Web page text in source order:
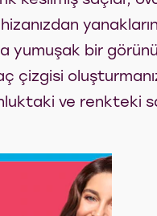
hizanızdan
yumuşak bir
çizgisi
ve renkteki